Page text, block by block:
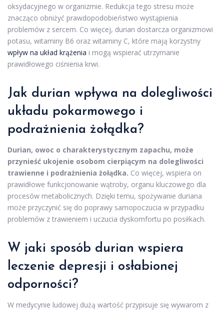
oksydacyjnego w organizmie. Redukcja tego stresu może
znacząco obniżyć prawdopodobieństwo wystąpienia
problemów z sercem. Co więcej, durian dostarcza organizmowi
potasu, witaminy B6 oraz witaminy C, które mają korzystny
wpływ na układ krążenia i mogą wspierać utrzymanie
prawidłowego ciśnienia krwi.
Jak durian wpływa na dolegliwości
układu pokarmowego i
podrażnienia żołądka?
Durian, owoc o charakterystycznym zapachu, może
przynieść ukojenie osobom cierpiącym na dolegliwości
trawienne i podrażnienia żołądka. Co więcej, wspiera on
prawidłowe funkcjonowanie wątroby, organu kluczowego dla
procesów metabolicznych. Dzięki temu, spożywanie duriana
może przyczynić się do poprawy samopoczucia w przypadku
problemów z trawieniem i uczucia dyskomfortu po posiłkach.
W jaki sposób durian wspiera
leczenie depresji i osłabionej
odporności?
W medycynie ludowej dużą wartość przypisuje się wywarom z